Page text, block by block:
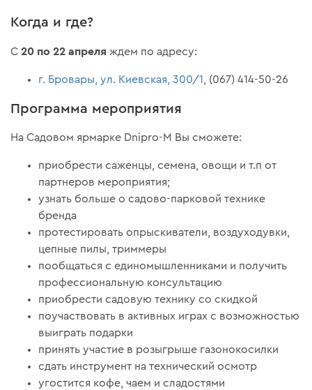
Когда и где?
С20 по 22 апреля ждем по адресу:
г. Бровары, ул. Киевская, 300/1 , (067) 414-50-26
Программа мероприятия
На Садовом ярмарке Dnipro-M Вы сможете:
приобрести саженцы, семена, овощи и т.п от
партнеров мероприятия;
узнать больше о садово-парковой технике
бренда
протестировать опрыскиватели, воздуходувки,
цепные пилы, триммеры
пообщаться с единомышленниками и получить
профессиональную консультацию
приобрести садовую технику со скидкой
поучаствовать в активных играх с возможностью
выиграть подарки
принять участие в розыгрыше газонокосилки
сдать инструмент на технический осмотр
угостится кофе, чаем и сладостями